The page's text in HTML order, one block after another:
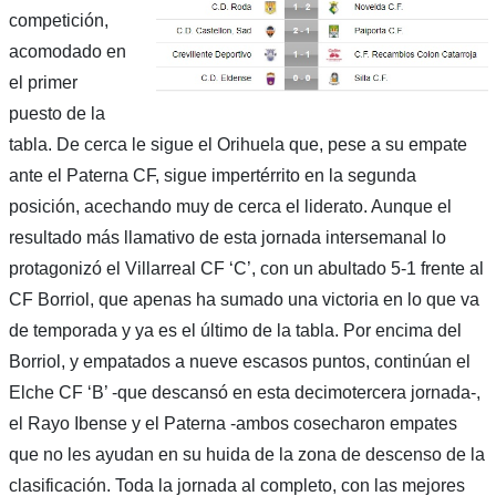
competición,
acomodado en
el primer
puesto de la
tabla. De cerca le sigue el Orihuela que, pese a su empate
ante el Paterna CF, sigue impertérrito en la segunda
posición, acechando muy de cerca el liderato. Aunque el
resultado más llamativo de esta jornada intersemanal lo
protagonizó el Villarreal CF ‘C’, con un abultado 5-1 frente al
CF Borriol, que apenas ha sumado una victoria en lo que va
de temporada y ya es el último de la tabla. Por encima del
Borriol, y empatados a nueve escasos puntos, continúan el
Elche CF ‘B’ -que descansó en esta decimotercera jornada-,
el Rayo Ibense y el Paterna -ambos cosecharon empates
que no les ayudan en su huida de la zona de descenso de la
clasificación. Toda la jornada al completo, con las mejores